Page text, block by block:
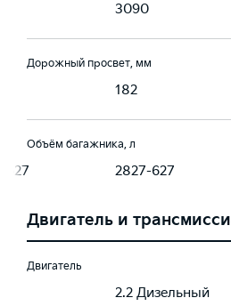
3090
Дорожный просвет, мм
182
Объём багажника, л
627 2827-627
Двигатель и
Двигатель
2.2 Дизельный